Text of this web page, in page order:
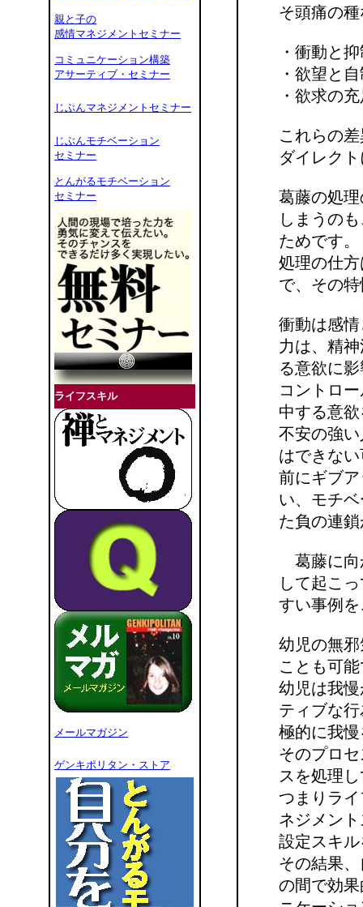
親と子の
感情マネジメントセミナー
コミュニケーション構築
アサーティブ・セミナー
じぶんマネジメントセミナー
じぶんモチベーション
セミナー
とんがるモチベーション
セミナー
ライフスキル
メールマガジン
ゲンキポリタン・ストア
そ頭痛の
・衝動と
・欲望と
・欲求の
これらの
ダイレク
葛藤の処
しまうの
ためです。
処理の仕
で、その
衝動は感
力は、精
る意欲に
コントロ
中する意
不安の強
はできな
前にギブ
い、モチ
た負の連
葛藤に向
して起こ
すい事例
幼児の無
ことも可
幼児は我
ティブな
極的に我
そのプロ
スを処理
つまりラ
ネジメン
設定スキ
その結果
の間で効